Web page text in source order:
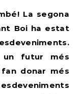
La segona
Boi ha estat
un futur més
donar més